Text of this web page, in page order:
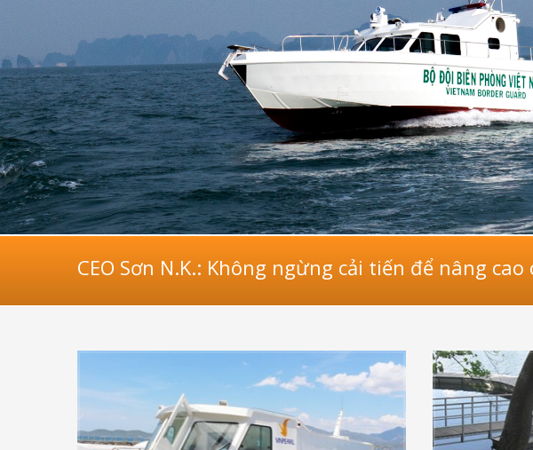
CEO Sơn N.K.: Không ngừng cải tiến để nâng